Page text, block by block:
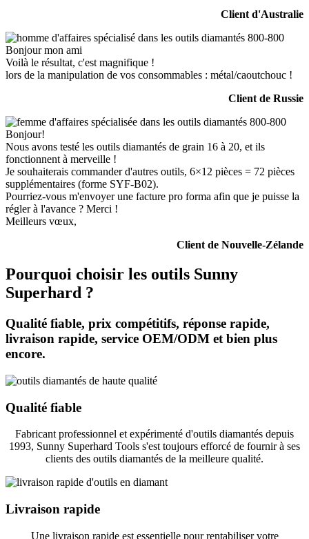
Client d'Australie
Bonjour mon ami
Voilà le résultat, c'est magnifique !
lors de la manipulation de vos consommables : métal/caoutchouc !
Client de Russie
Bonjour!
Nous avons testé les outils diamantés de grain 16 à 20, et ils
fonctionnent à merveille !
Je souhaiterais commander d'autres outils, 6×12 pièces = 72 pièces
supplémentaires (forme SYF-B02).
Pourriez-vous m'envoyer une facture pro forma afin que je puisse la
régler à l'avance ? Merci !
Meilleurs vœux,
Client de Nouvelle-Zélande
Pourquoi choisir les outils Sunny
Superhard ?
Qualité fiable, prix compétitifs, réponse rapide,
livraison rapide, service OEM/ODM et bien plus
encore.
Qualité fiable
Fabricant professionnel et expérimenté d'outils diamantés depuis
1993, Sunny Superhard Tools s'est toujours efforcé de fournir à ses
clients des outils diamantés de la meilleure qualité.
Livraison rapide
Une livraison rapide est essentielle pour rentabiliser votre